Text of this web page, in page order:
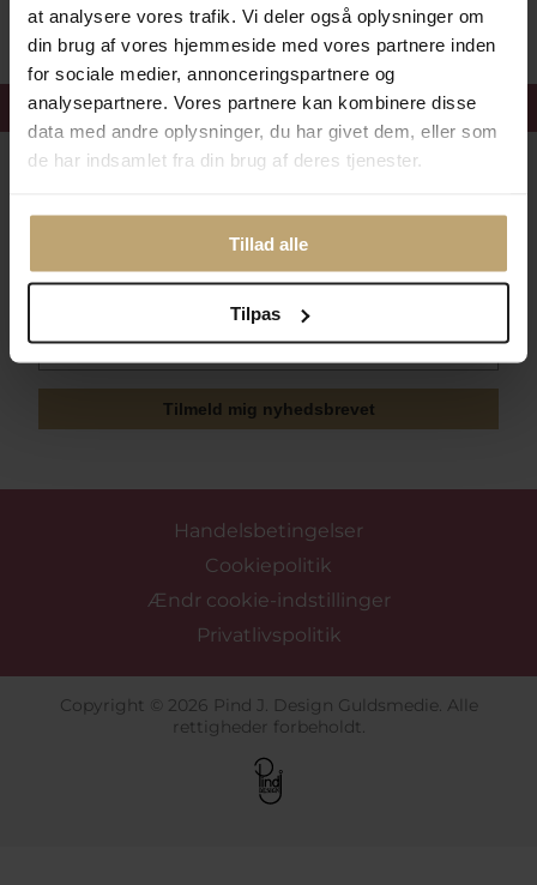
at analysere vores trafik. Vi deler også oplysninger om
din brug af vores hjemmeside med vores partnere inden
for sociale medier, annonceringspartnere og
analysepartnere. Vores partnere kan kombinere disse
data med andre oplysninger, du har givet dem, eller som
de har indsamlet fra din brug af deres tjenester.
Tillad alle
Tilpas
Få 15% velkomstrabat
Følg med i vores nyhedsbrev
Tilmeld mig nyhedsbrevet
Handelsbetingelser
Cookiepolitik
Ændr cookie-indstillinger
Privatlivspolitik
Copyright © 2026 Pind J. Design Guldsmedie. Alle
rettigheder forbeholdt.